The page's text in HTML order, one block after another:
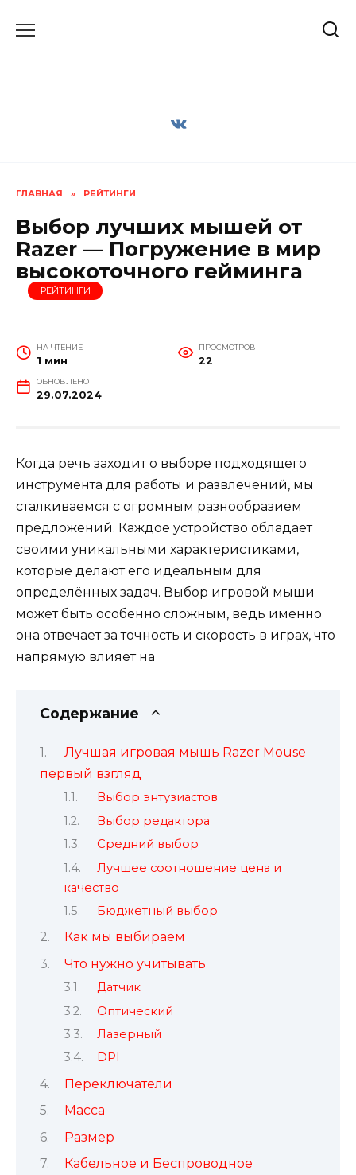
ГЛАВНАЯ » РЕЙТИНГИ
Выбор лучших мышей от
Razer — Погружение в мир
высокоточного гейминга
РЕЙТИНГИ
НА ЧТЕНИЕ
1 мин
ПРОСМОТРОВ
22
ОБНОВЛЕНО
29.07.2024
Когда речь заходит о выборе подходящего
инструмента для работы и развлечений, мы
сталкиваемся с огромным разнообразием
предложений. Каждое устройство обладает
своими уникальными характеристиками,
которые делают его идеальным для
определённых задач. Выбор игровой мыши
может быть особенно сложным, ведь именно
она отвечает за точность и скорость в играх, что
напрямую влияет на
Содержание
Лучшая игровая мышь Razer Mouse
первый взгляд
Выбор энтузиастов
Выбор редактора
Средний выбор
Лучшее соотношение цена и
качество
Бюджетный выбор
Как мы выбираем
Что нужно учитывать
Датчик
Оптический
Лазерный
DPI
Переключатели
Масса
Размер
Кабельное и Беспроводное